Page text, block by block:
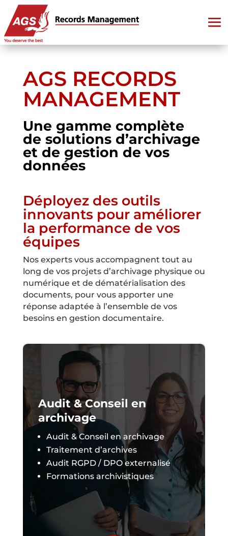
AGS RECORDS
MANAGEMENT
Une gamme complète
de solutions d’archivage
et de gestion de vos
données
Déployez des outils
innovants pour améliorer
la performance de vos
équipes
Nos experts vous accompagnent tout au
long de vos projets d’archivage physique ou
numérique et de dématérialisation des
documents, pour vous apporter une
réponse adaptée à l’ensemble de vos
besoins en gestion documentaire.
Audit & Conseil en
archivage
Audit & Conseil en archivage
Traitement d’archives
Audit RGPD / DPO externalisé
Formations archivistiques